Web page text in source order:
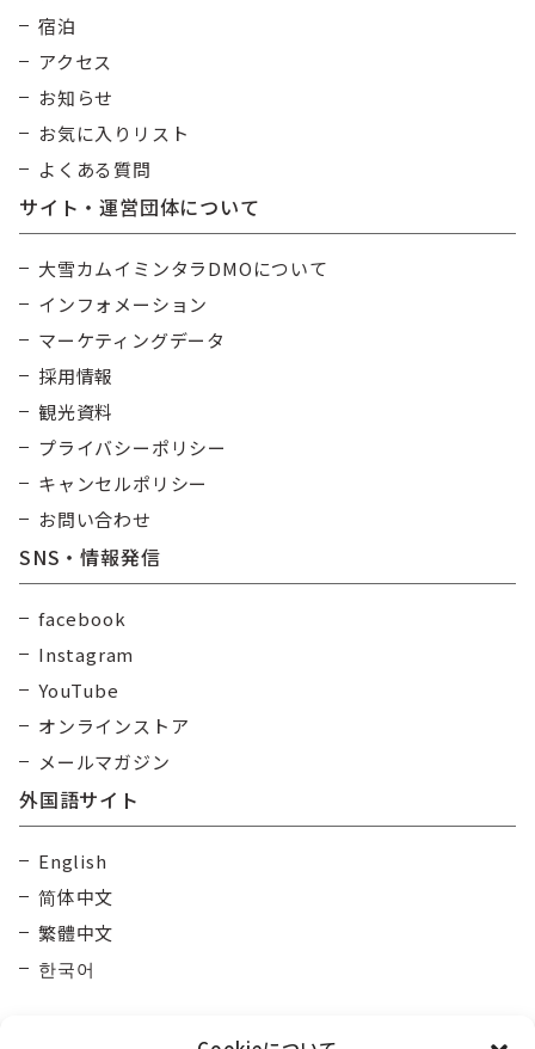
宿泊
アクセス
お知らせ
お気に入りリスト
よくある質問
サイト・運営団体について
大雪カムイミンタラDMOについて
インフォメーション
マーケティングデータ
採用情報
観光資料
プライバシーポリシー
キャンセルポリシー
お問い合わせ
SNS・情報発信
facebook
Instagram
YouTube
オンラインストア
メールマガジン
外国語サイト
English
简体中文
繁體中文
한국어